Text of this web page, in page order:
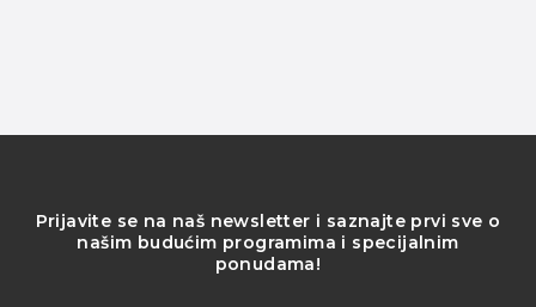
Prijavite se na naš newsletter i saznajte prvi sve o
našim budućim programima i specijalnim
ponudama!